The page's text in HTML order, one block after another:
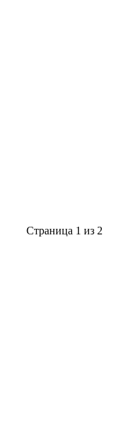
Страница 1 из 2